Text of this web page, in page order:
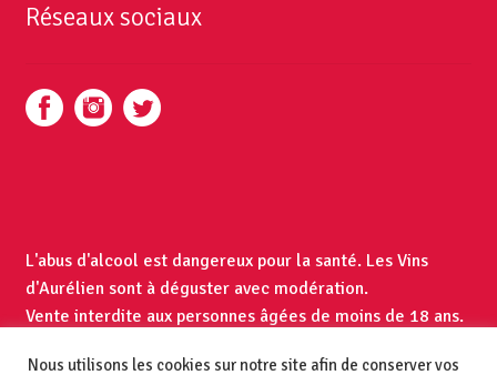
Réseaux sociaux
L'abus d'alcool est dangereux pour la santé. Les Vins
d'Aurélien sont à déguster avec modération.
Vente interdite aux personnes âgées de moins de 18 ans.
Nous utilisons les cookies sur notre site afin de conserver vos